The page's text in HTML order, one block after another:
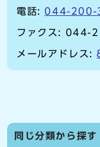
電話: 044-200-
ファクス: 044-
メールアドレス:
同じ分類から探す